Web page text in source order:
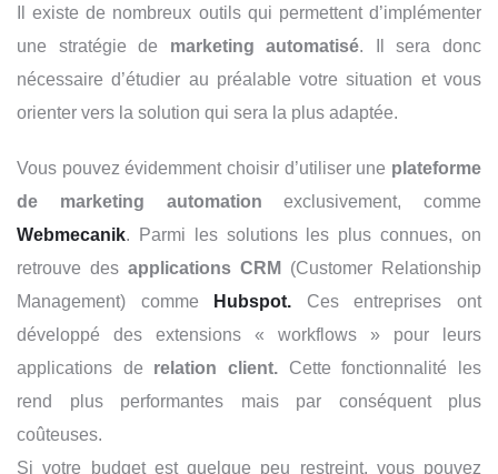
Il existe de nombreux outils qui permettent d’implémenter
une stratégie de marketing automatisé. Il sera donc
nécessaire d’étudier au préalable votre situation et vous
orienter vers la solution qui sera la plus adaptée.
Vous pouvez évidemment choisir d’utiliser une plateforme
de marketing automation exclusivement, comme
Webmecanik. Parmi les solutions les plus connues, on
retrouve des applications CRM
(Customer Relationship
Management) comme
Hubspot. Ces entreprises ont
développé des extensions « workflows » pour leurs
applications de relation client. Cette fonctionnalité les
rend plus performantes mais par conséquent plus
coûteuses.
Si votre budget est quelque peu restreint, vous pouvez